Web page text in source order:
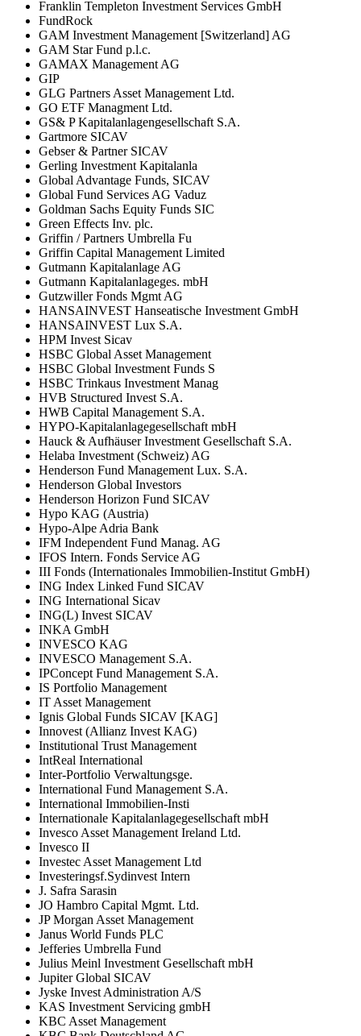
Franklin Templeton Investment Services GmbH
FundRock
GAM Investment Management [Switzerland] AG
GAM Star Fund p.l.c.
GAMAX Management AG
GIP
GLG Partners Asset Management Ltd.
GO ETF Managment Ltd.
GS& P Kapitalanlagengesellschaft S.A.
Gartmore SICAV
Gebser & Partner SICAV
Gerling Investment Kapitalanla
Global Advantage Funds, SICAV
Global Fund Services AG Vaduz
Goldman Sachs Equity Funds SIC
Green Effects Inv. plc.
Griffin / Partners Umbrella Fu
Griffin Capital Management Limited
Gutmann Kapitalanlage AG
Gutmann Kapitalanlageges. mbH
Gutzwiller Fonds Mgmt AG
HANSAINVEST Hanseatische Investment GmbH
HANSAINVEST Lux S.A.
HPM Invest Sicav
HSBC Global Asset Management
HSBC Global Investment Funds S
HSBC Trinkaus Investment Manag
HVB Structured Invest S.A.
HWB Capital Management S.A.
HYPO-Kapitalanlagegesellschaft mbH
Hauck & Aufhäuser Investment Gesellschaft S.A.
Helaba Investment (Schweiz) AG
Henderson Fund Management Lux. S.A.
Henderson Global Investors
Henderson Horizon Fund SICAV
Hypo KAG (Austria)
Hypo-Alpe Adria Bank
IFM Independent Fund Manag. AG
IFOS Intern. Fonds Service AG
III Fonds (Internationales Immobilien-Institut GmbH)
ING Index Linked Fund SICAV
ING International Sicav
ING(L) Invest SICAV
INKA GmbH
INVESCO KAG
INVESCO Management S.A.
IPConcept Fund Management S.A.
IS Portfolio Management
IT Asset Management
Ignis Global Funds SICAV [KAG]
Innovest (Allianz Invest KAG)
Institutional Trust Management
IntReal International
Inter-Portfolio Verwaltungsge.
International Fund Management S.A.
International Immobilien-Insti
Internationale Kapitalanlagegesellschaft mbH
Invesco Asset Management Ireland Ltd.
Invesco II
Investec Asset Management Ltd
Investeringsf.Sydinvest Intern
J. Safra Sarasin
JO Hambro Capital Mgmt. Ltd.
JP Morgan Asset Management
Janus World Funds PLC
Jefferies Umbrella Fund
Julius Meinl Investment Gesellschaft mbH
Jupiter Global SICAV
Jyske Invest Administration A/S
KAS Investment Servicing gmbH
KBC Asset Management